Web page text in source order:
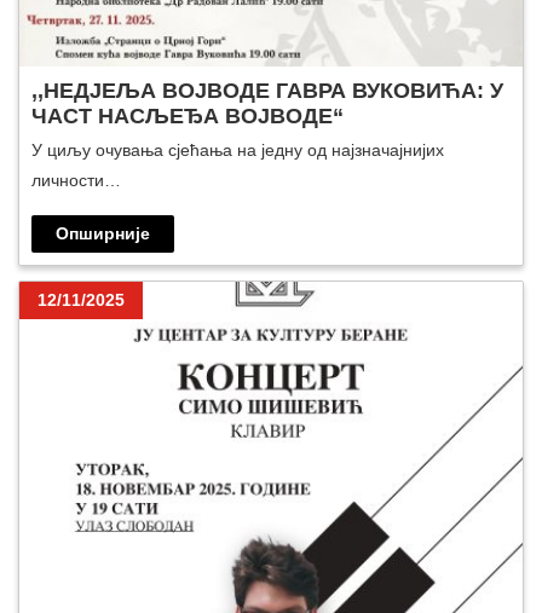
,,НЕДЈЕЉА ВОЈВОДЕ ГАВРА ВУКОВИЋА: У
ЧАСТ НАСЉЕЂА ВОЈВОДЕ“
У циљу очувања сјећања на једну од најзначајнијих
личности…
Опширније
12/11/2025